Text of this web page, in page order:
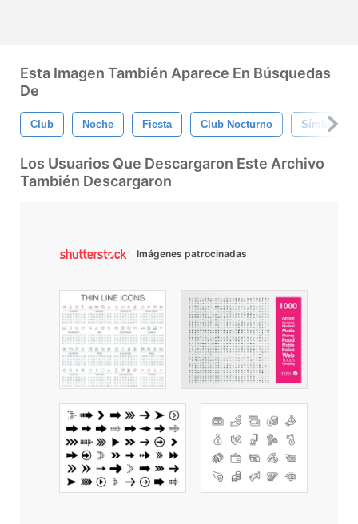
Esta Imagen También Aparece En Búsquedas
De
Club Noche Fiesta Club Nocturno Símbolo
Los Usuarios Que Descargaron Este Archivo
También Descargaron
Imágenes patrocinadas